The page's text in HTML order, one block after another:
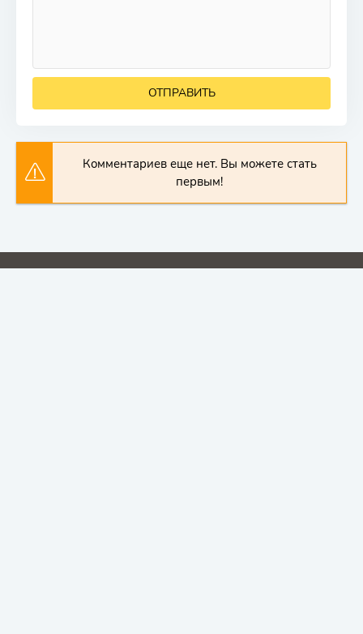
ОТПРАВИТЬ
Комментариев еще нет. Вы можете стать
первым!